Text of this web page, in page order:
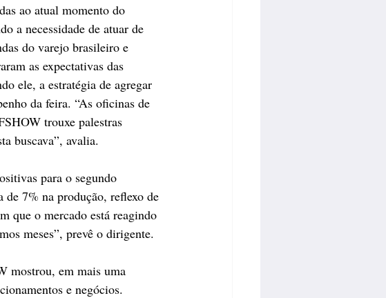
ao atual momento do
a necessidade de atuar de
do varejo brasileiro e
as expectativas das
ele, a estratégia de agregar
da feira. “As oficinas de
trouxe palestras
buscava”, avalia.
para o segundo
de 7% na produção, reflexo de
que o mercado está reagindo
meses”, prevê o dirigente.
mostrou, em mais uma
e negócios.